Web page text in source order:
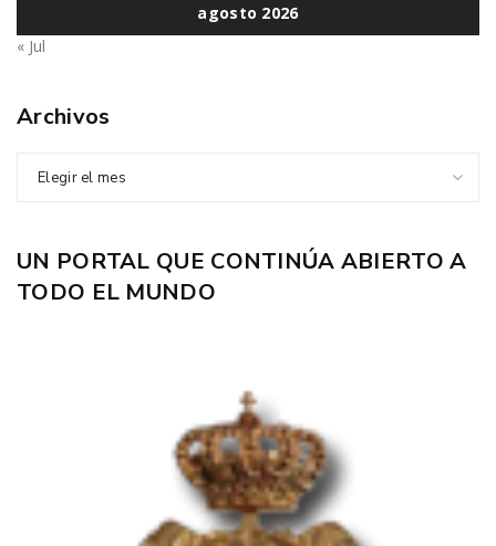
agosto 2026
« Jul
Archivos
Elegir el mes
UN PORTAL QUE CONTINÚA ABIERTO A
TODO EL MUNDO